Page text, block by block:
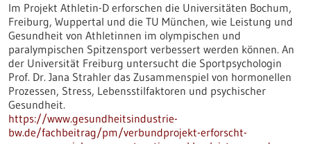
Im Projekt Athletin-D erforschen die Universitäten Bochum,
Freiburg, Wuppertal und die TU München, wie Leistung und
Gesundheit von Athletinnen im olympischen und
paralympischen Spitzensport verbessert werden können. An
der Universität Freiburg untersucht die Sportpsychologin
Prof. Dr. Jana Strahler das Zusammenspiel von hormonellen
Prozessen, Stress, Lebensstilfaktoren und psychischer
Gesundheit.
https://www.gesundheitsindustrie-
bw.de/fachbeitrag/pm/verbundprojekt-erforscht-